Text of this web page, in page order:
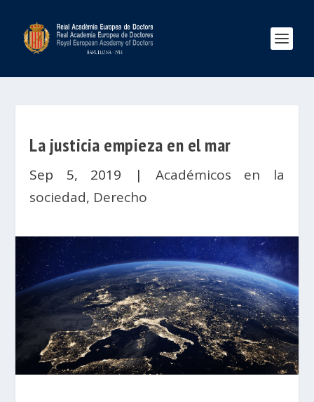
La justicia empieza en el mar
Sep 5, 2019 | Académicos en la
sociedad, Derecho